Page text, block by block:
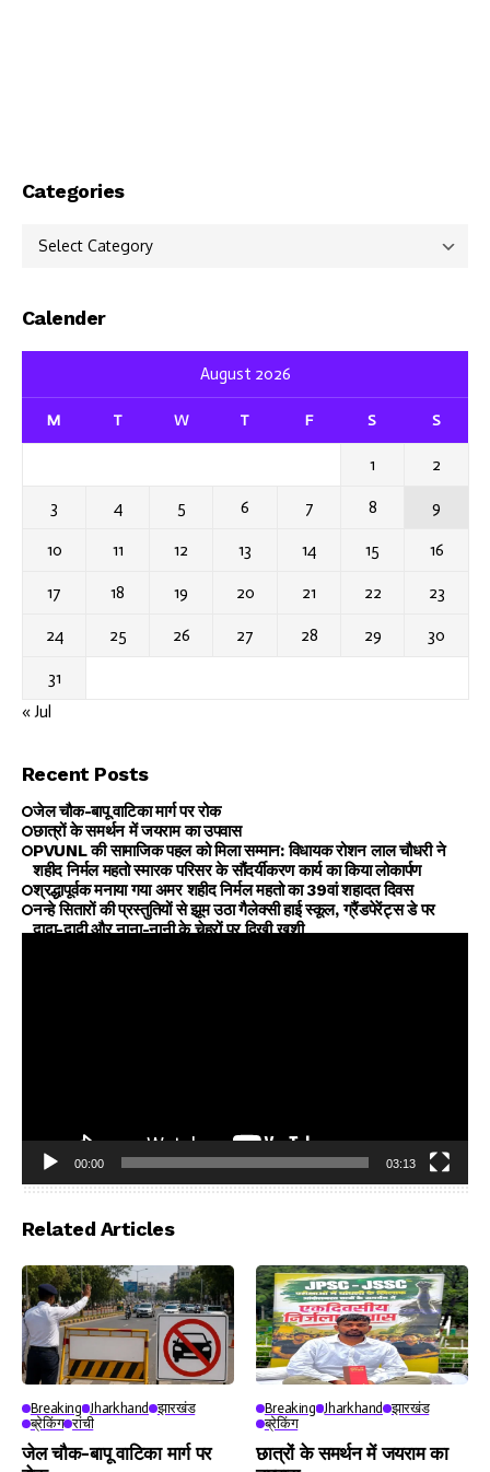
Categories
Categories
Calender
August 2026
M T W T F S S
1 2
3 4 5 6 7 8 9
10 11 12 13 14 15 16
17 18 19 20 21 22 23
24 25 26 27 28 29 30
31
« Jul
Recent Posts
जेल चौक-बापू वाटिका मार्ग पर रोक
छात्रों के समर्थन में जयराम का उपवास
PVUNL की सामाजिक पहल को मिला सम्मान: विधायक रोशन लाल चौधरी ने
शहीद निर्मल महतो स्मारक परिसर के सौंदर्यीकरण कार्य का किया लोकार्पण
श्रद्धापूर्वक मनाया गया अमर शहीद निर्मल महतो का 39वां शहादत दिवस
नन्हे सितारों की प्रस्तुतियों से झूम उठा गैलेक्सी हाई स्कूल, ग्रैंडपेरेंट्स डे पर
दादा-दादी और नाना-नानी के चेहरों पर दिखी खुशी
Player
00:00 03:13
Related Articles
Breaking Jharkhand
झारखंड
ब्रेकिंग रांची
जेल चौक-बापू वाटिका मार्ग पर
Breaking Jharkhand
झारखंड
ब्रेकिंग
छात्रों के समर्थन में जयराम का